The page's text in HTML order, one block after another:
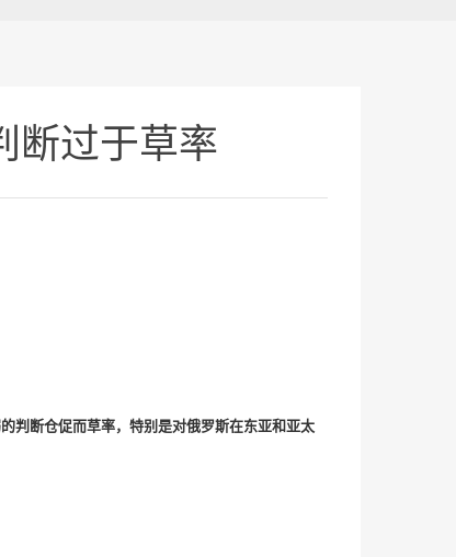
断过于草率
判断仓促而草率，特别是对俄罗斯在东亚和亚太